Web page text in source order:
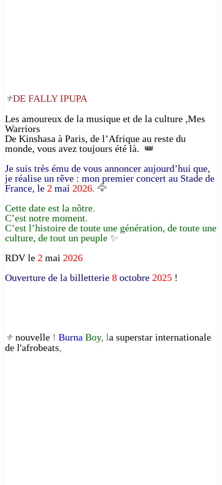
⚜️DE FALLY IPUPA
Les amoureux de la musique et de la culture ,Mes
Warriors
De Kinshasa à Paris, de l’Afrique au reste du
monde, vous avez toujours été là. 👑
Je suis très ému de vous annoncer aujourd’hui que,
je réalise un rêve : mon premier concert au Stade de
France, le 2 mai 2026. 🦅
Cette date est la nôtre.
C’est notre moment.
C’est l’histoire de toute une génération, de toute une
culture, de tout un peuple ✨
RDV le 2 mai 2026
Ouverture de la billetterie 8 octobre 2025 !
⚜️ nouvelle ! Burna Boy, la superstar internationale
de l'afrobeats,